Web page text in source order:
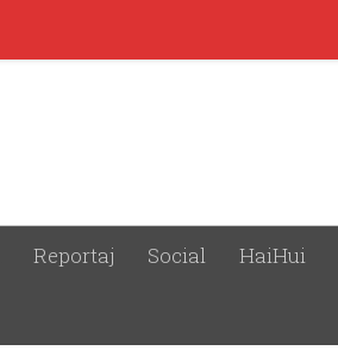
Reportaj Social HaiHui